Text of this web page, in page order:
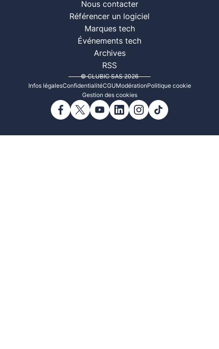
Nous contacter
Référencer un logiciel
Marques tech
Événements tech
Archives
RSS
© CLUBIC SAS 2026
Infos légalesConfidentialitéCGUModérationPolitique cookie
Gestion des cookies